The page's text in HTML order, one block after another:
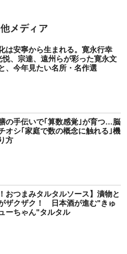
は安寧から生まれる。寛永行幸
悦、宗達、遠州らが彩った寛永文
、今年見たい名所・名作選
の手伝いで｢算数感覚｣が育つ…脳
オシ｢家庭で数の概念に触れる｣機
方
おつまみタルタルソース】漬物と
ザクザク！ 日本酒が進む"きゅ
ーちゃん"タルタル